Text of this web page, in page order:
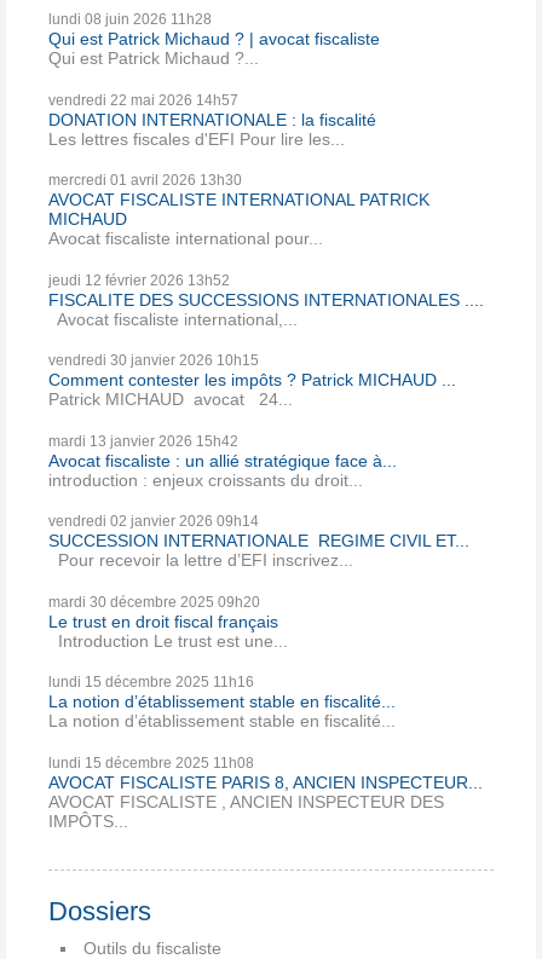
lundi 08 juin 2026 11h28
Qui est Patrick Michaud ? | avocat fiscaliste
Qui est Patrick Michaud ?...
vendredi 22 mai 2026 14h57
DONATION INTERNATIONALE : la fiscalité
Les lettres fiscales d'EFI Pour lire les...
mercredi 01 avril 2026 13h30
AVOCAT FISCALISTE INTERNATIONAL PATRICK
MICHAUD
Avocat fiscaliste international pour...
jeudi 12 février 2026 13h52
FISCALITE DES SUCCESSIONS INTERNATIONALES ....
Avocat fiscaliste international,...
vendredi 30 janvier 2026 10h15
Comment contester les impôts ? Patrick MICHAUD ...
Patrick MICHAUD avocat 24...
mardi 13 janvier 2026 15h42
Avocat fiscaliste : un allié stratégique face à...
introduction : enjeux croissants du droit...
vendredi 02 janvier 2026 09h14
SUCCESSION INTERNATIONALE REGIME CIVIL ET...
Pour recevoir la lettre d’EFI inscrivez...
mardi 30 décembre 2025 09h20
Le trust en droit fiscal français
Introduction Le trust est une...
lundi 15 décembre 2025 11h16
La notion d’établissement stable en fiscalité...
La notion d’établissement stable en fiscalité...
lundi 15 décembre 2025 11h08
AVOCAT FISCALISTE PARIS 8, ANCIEN INSPECTEUR...
AVOCAT FISCALISTE , ANCIEN INSPECTEUR DES
IMPÔTS...
Dossiers
Outils du fiscaliste